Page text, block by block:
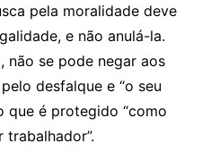
pela moralidade deve
e não anulá-la.
não se pode negar aos
desfalque e “o seu
que é protegido “como